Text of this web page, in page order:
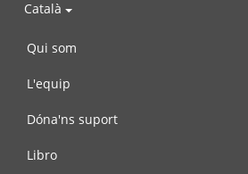
Català
Qui som
L'equip
Dóna'ns suport
Libro